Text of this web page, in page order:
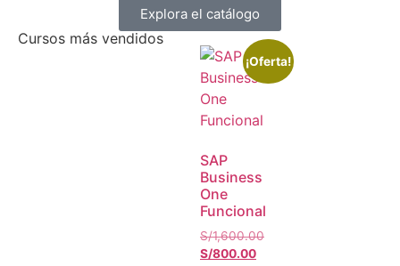
Explora el catálogo
Cursos más vendidos
¡Oferta!
SAP
Business
One
Funcional
S/1,600.00
S/800.00